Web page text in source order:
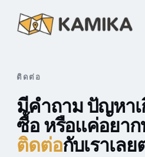
ติดต่อ
มีคำถาม ปัญหา
ซื้อ หรือแค่อยา
ติดต่อกับเราเล